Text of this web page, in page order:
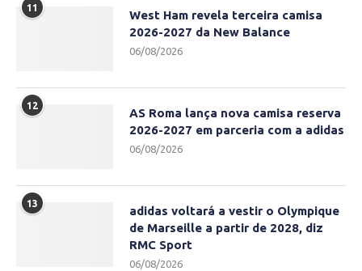
11
West Ham revela terceira camisa
2026-2027 da New Balance
06/08/2026
12
AS Roma lança nova camisa reserva
2026-2027 em parceria com a adidas
06/08/2026
13
adidas voltará a vestir o Olympique
de Marseille a partir de 2028, diz
RMC Sport
06/08/2026